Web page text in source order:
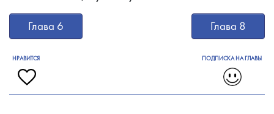
Глава 6 Глава 8
НРАВИТСЯ ПОДПИСКА НА ГЛАВЫ